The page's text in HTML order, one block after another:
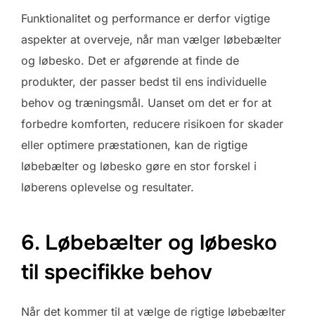
Funktionalitet og performance er derfor vigtige
aspekter at overveje, når man vælger løbebælter
og løbesko. Det er afgørende at finde de
produkter, der passer bedst til ens individuelle
behov og træningsmål. Uanset om det er for at
forbedre komforten, reducere risikoen for skader
eller optimere præstationen, kan de rigtige
løbebælter og løbesko gøre en stor forskel i
løberens oplevelse og resultater.
6. Løbebælter og løbesko
til specifikke behov
Når det kommer til at vælge de rigtige løbebælter